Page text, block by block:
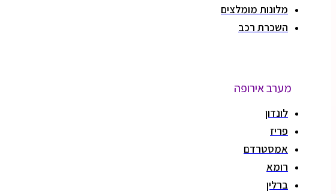
מלונות מומלצים
השכרת רכב
מערב אירופה
לונדון
פריז
אמסטרדם
רומא
ברלין